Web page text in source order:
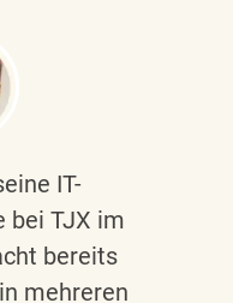
IT-
bei TJX im
bereits
mehreren